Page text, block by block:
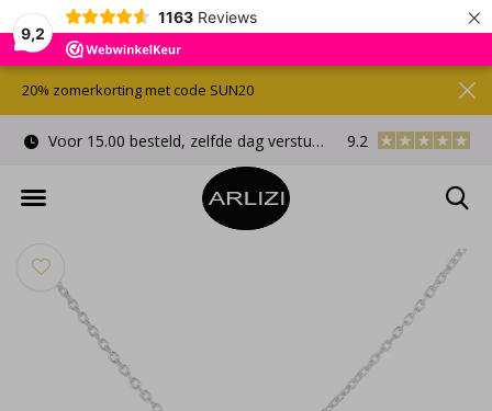
9,2
1163 Reviews ×
Voor 15.00 besteld, zelfde dag verstuurd Gratis
9.2
20% zomerkorting met code SUN20